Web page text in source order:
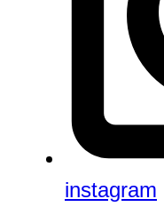
instagram